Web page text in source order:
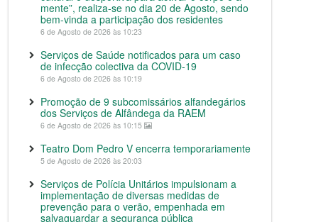
mente”, realiza-se no dia 20 de Agosto, sendo
bem-vinda a participação dos residentes
6 de Agosto de 2026 às 10:23
Serviços de Saúde notificados para um caso
de infecção colectiva da COVID-19
6 de Agosto de 2026 às 10:19
Promoção de 9 subcomissários alfandegários
dos Serviços de Alfândega da RAEM
6 de Agosto de 2026 às 10:15
Teatro Dom Pedro V encerra temporariamente
5 de Agosto de 2026 às 20:03
Serviços de Polícia Unitários impulsionam a
implementação de diversas medidas de
prevenção para o verão, empenhada em
salvaguardar a segurança pública